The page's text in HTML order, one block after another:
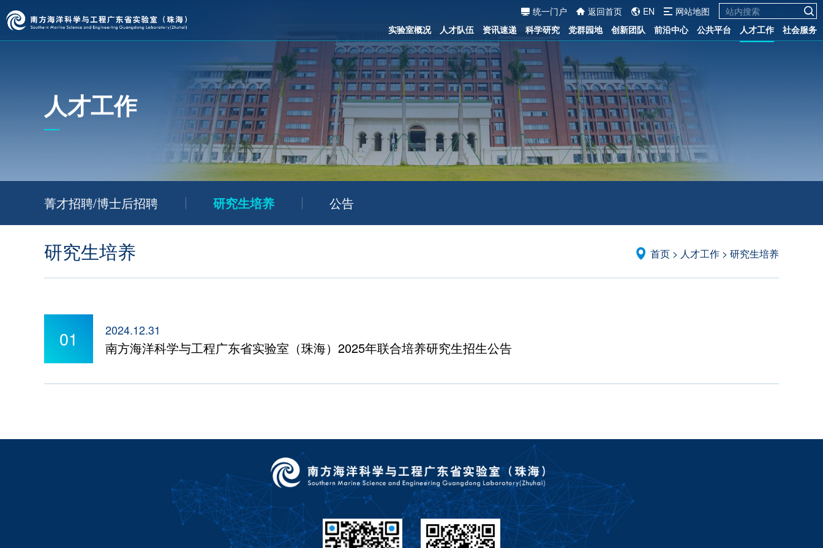
统一门户 返回首页 EN
网站地图
实验室概况
人才队伍 资讯速递 科学研究 党群园地 创新团队 前沿中心 公共平台 人才工作 社会服务
人才工作
菁才招聘/博士后招聘 研究生培养 公告
研究生培养 首页 > 人才工作 > 研究生培养
01 2024.12.31
南方海洋科学与工程广东省实验室（珠海）2025年联合培养研究生招生公告